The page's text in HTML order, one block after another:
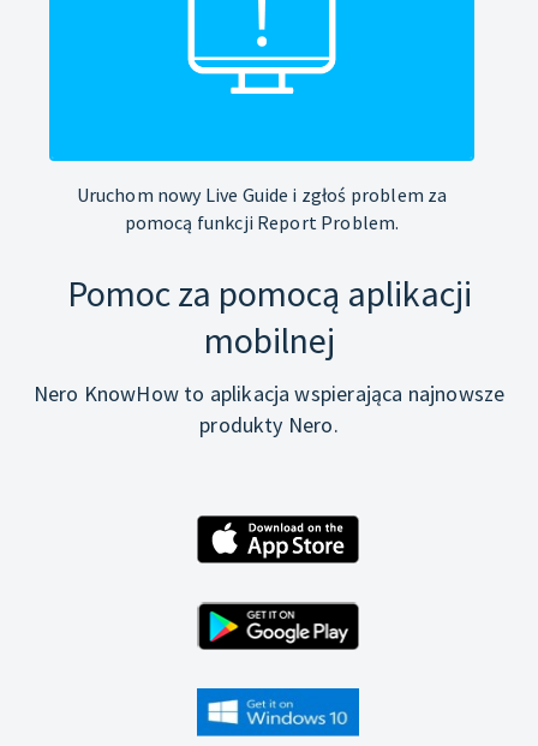
Uruchom nowy Live Guide i zgłoś problem za
pomocą funkcji Report Problem.
Pomoc za pomocą aplikacji
mobilnej
Nero KnowHow to aplikacja wspierająca najnowsze
produkty Nero.